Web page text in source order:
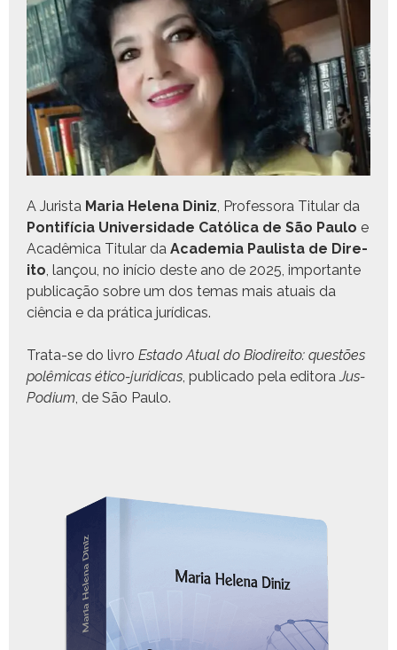
A Jurista Maria Hele­na Diniz, Pro­fes­so­ra Tit­u­lar da
Pon­tif­í­cia Uni­ver­si­dade Católi­ca de São Paulo e
Acadêmi­ca Tit­u­lar da Acad­e­mia Paulista de Dire­
ito, lançou, no iní­cio deste ano de 2025, impor­tante
pub­li­cação sobre um dos temas mais atu­ais da
ciên­cia e da práti­ca jurídicas.
Tra­ta-se do livro Esta­do Atu­al do Biodi­re­ito: questões
polêmi­cas éti­co-jurídi­cas, pub­li­ca­do pela edi­to­raJus­
Podi­um, de São Paulo.